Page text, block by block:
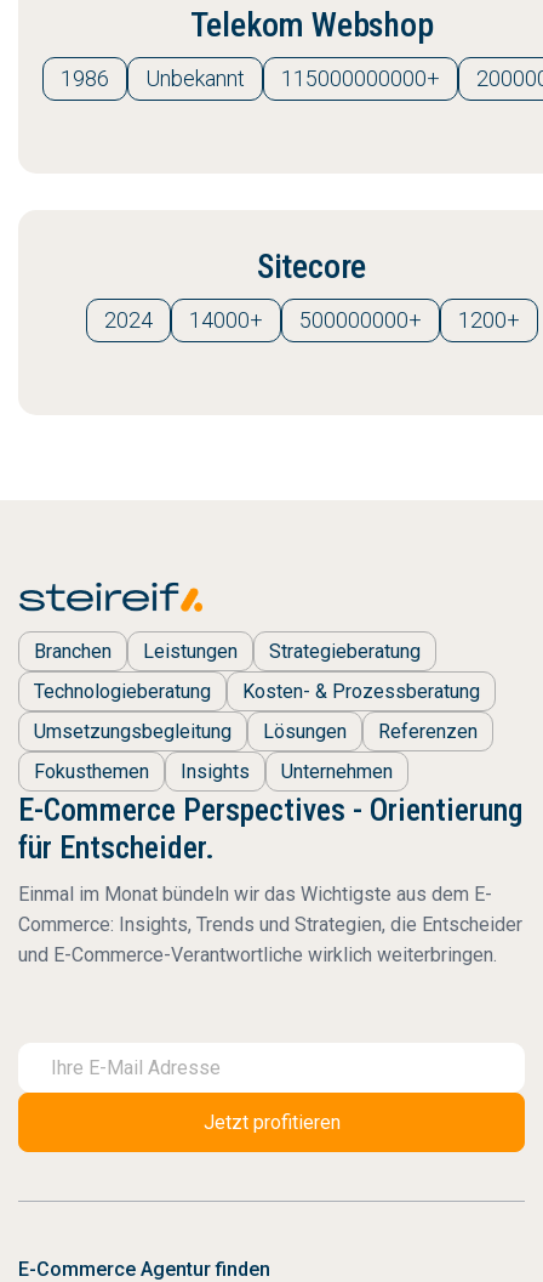
Telekom Webshop
1986 Unbekannt 115000000000+
Sitecore
2024 14000+ 500000000+ 1200+
Branchen Leistungen
Strategieberatung
Technologieberatung
Kosten- & Prozessberatung
Umsetzungsbegleitung
Lösungen
Referenzen
Fokusthemen
Insights Unternehmen
E-Commerce Perspectives - Orientierung
für Entscheider.
Einmal im Monat bündeln wir das Wichtigste aus dem E-
Commerce: Insights, Trends und Strategien, die Entscheider
und E-Commerce-Verantwortliche wirklich weiterbringen.
E-Commerce Agentur finden